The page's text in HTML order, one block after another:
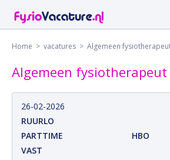
Home > vacatures > Algemeen
Algemeen fysiotherapeut
26-02-2026
RUURLO
PARTTIME
HBO
VAST